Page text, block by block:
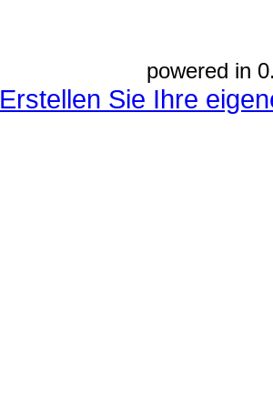
powered in
Erstellen Sie Ihre